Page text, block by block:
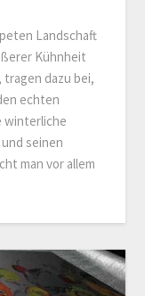
Landschaft
Kühnheit
dazu bei,
echten
winterliche
seinen
man vor allem